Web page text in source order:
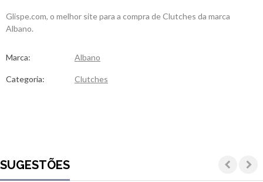
Glispe.com, o melhor site para a compra de Clutches da marca
Albano.
Marca: Albano
Categoria: Clutches
SUGESTÕES